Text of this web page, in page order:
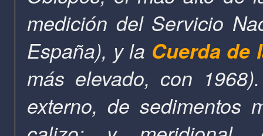
medición del Servicio
España), y la Cuerdade
más elevado, con
externo, de sedimentos